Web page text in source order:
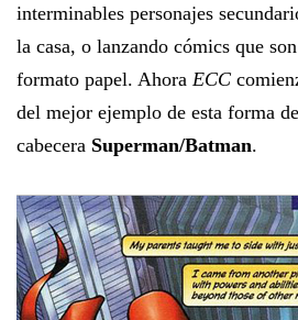
interminables personajes
la casa, o lanzando cómics que
formato papel. Ahora ECC
del mejor ejemplo de esta forma
cabecera Superman/Batman.